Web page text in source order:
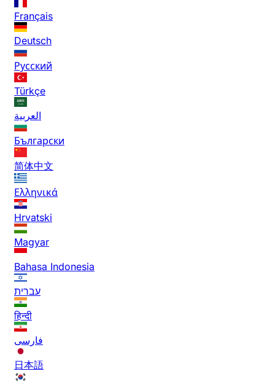
Français
Deutsch
Русский
Türkçe
العربية
Български
简体中文
Ελληνικά
Hrvatski
Magyar
Bahasa Indonesia
עברית
हिन्दी
فارسی
日本語